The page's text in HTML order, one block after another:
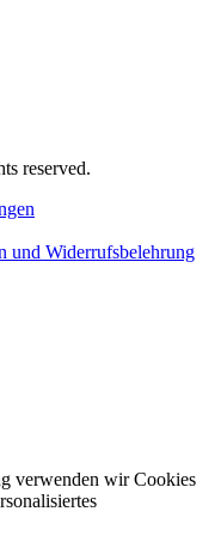
reserved.
und Widerrufsbelehrung
verwenden wir Cookies